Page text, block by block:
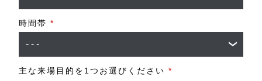
時間帯 *
主な来場目的を1つお選びください *